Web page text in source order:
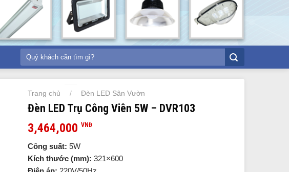
Tìm
kiếm:
Trang chủ / Đèn LED Sân Vườn
Đèn LED Trụ Công Viên 5W – DVR103
3,464,000 VNĐ
Công suất: 5W
Kích thước (mm): 321×600